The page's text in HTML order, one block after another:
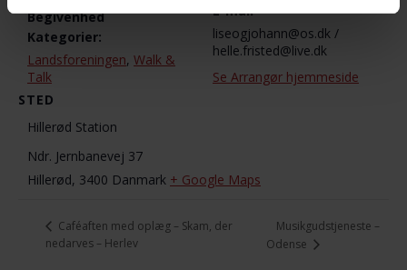
Begivenhed
Kategorier:
Landsforeningen, Walk &
Talk
STED
Hillerød Station
Ndr. Jernbanevej 37
Hillerød, 3400 Danmark + Google Maps
E-mail
liseogjohann@os.dk /
helle.fristed@live.dk
Se Arrangør hjemmeside
Caféaften med oplæg – Skam, der
nedarves – Herlev
Musikgudstjeneste –
Odense